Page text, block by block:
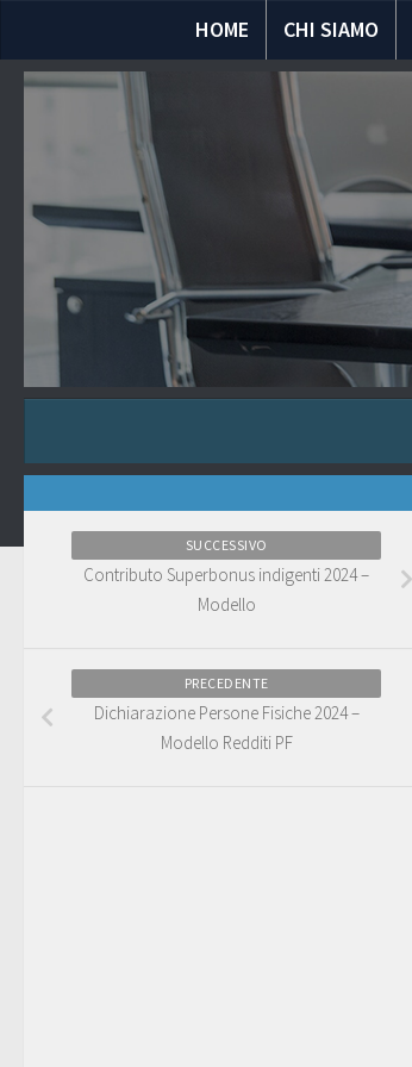
HOME CHI SIAMO
SUCCESSIVO
Contributo Superbonus indigenti 2024 –
Modello
PRECEDENTE
Dichiarazione Persone Fisiche 2024 –
Modello Redditi PF